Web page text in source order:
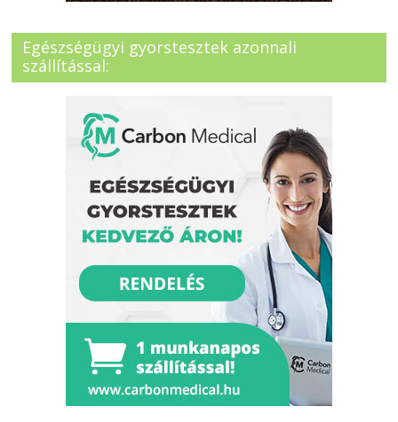
Egészségügyi gyorstesztek azonnali
szállítással: